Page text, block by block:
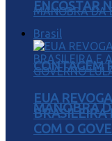
CONTAGEM
MANOBRA
ENCOSTAR
Brasil
EUA
BRASILEIRA
COM O